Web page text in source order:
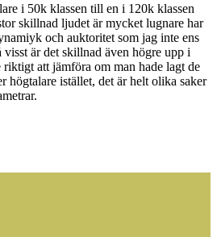
i 50k klassen till en i 120k klassen
skillnad ljudet är mycket lugnare har
och auktoritet som jag inte ens
visst är det skillnad även högre upp i
riktigt att jämföra om man hade lagt de
högtalare istället, det är helt olika saker